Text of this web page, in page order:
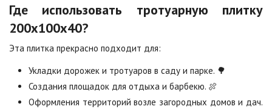
1 040 ₽/м2
Сорренто
1 040 ₽ /м2
Степь
1 040 ₽/м2
Где использовать тротуарную плитку
200х100х40?
Эта плитка прекрасно подходит для:
Укладки дорожек и тротуаров в саду и парке. 🌳
Создания площадок для отдыха и барбекю. 🍖
Оформления территорий возле загородных домов и дач.